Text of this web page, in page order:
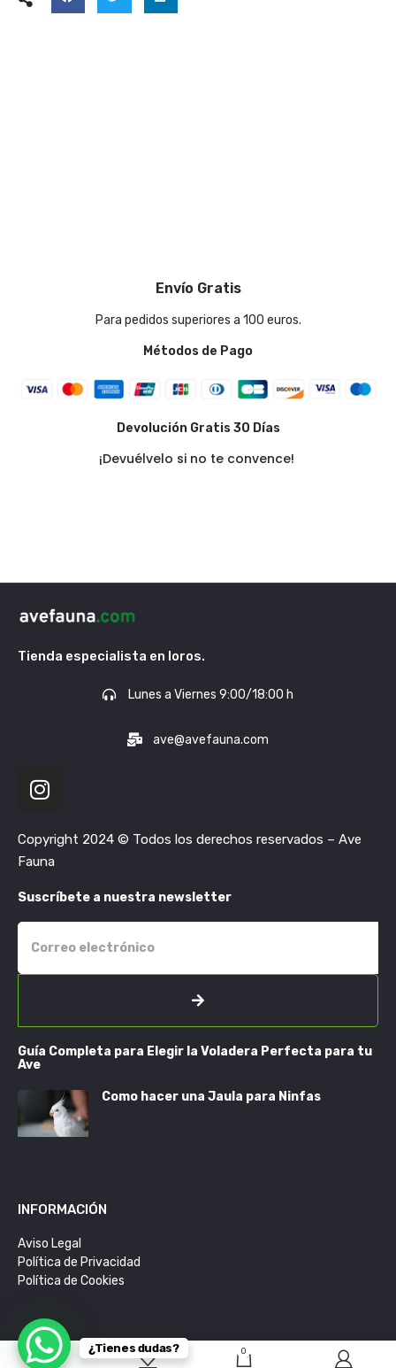
Envío Gratis
Para pedidos superiores a 100 euros.
Métodos de Pago
Devolución Gratis 30 Días
¡Devuélvelo si no te convence!
Tienda especialista en loros.
Lunes a Viernes 9:00/18:00 h
ave@avefauna.com
Copyright 2024 © Todos los derechos reservados – Ave
Fauna
Suscríbete a nuestra newsletter
Guía Completa para Elegir la Voladera Perfecta para tu
Ave
Como hacer una Jaula para Ninfas
INFORMACIÓN
Aviso Legal
Política de Privacidad
Política de Cookies
Últimas noticias en el blog
¿Tienes dudas? 0